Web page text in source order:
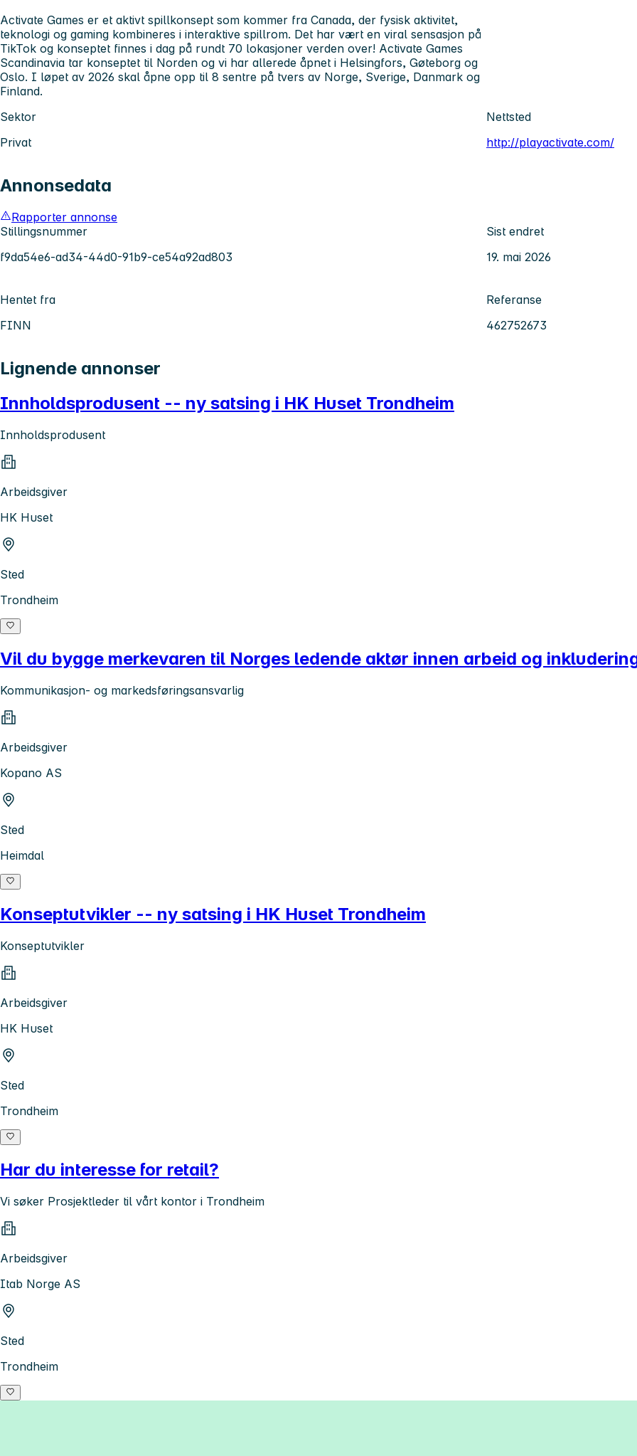
Activate Games er et aktivt spillkonsept som kommer fra Canada, der fysisk aktivitet,
teknologi og gaming kombineres i interaktive spillrom. Det har vært en viral sensasjon på
TikTok og konseptet finnes i dag på rundt 70 lokasjoner verden over! Activate Games
Scandinavia tar konseptet til Norden og vi har allerede åpnet i Helsingfors, Gøteborg og
Oslo. I løpet av 2026 skal åpne opp til 8 sentre på tvers av Norge, Sverige, Danmark og
Finland.
Sektor
Privat
Nettsted
http://playactivate.com/
Annonsedata
Rapporter annonse
Stillingsnummer
f9da54e6-ad34-44d0-91b9-ce54a92ad803
Sist endret
19. mai 2026
Hentet fra
FINN
Referanse
462752673
Lignende annonser
Innholdsprodusent -- ny satsing i HK Huset Trondheim
Innholdsprodusent
Arbeidsgiver
HK Huset
Sted
Trondheim
Vil du bygge merkevaren til Norges ledende aktør innen arbeid og
Kommunikasjon- og markedsføringsansvarlig
Arbeidsgiver
Kopano AS
Sted
Heimdal
Konseptutvikler -- ny satsing i HK Huset Trondheim
Konseptutvikler
Arbeidsgiver
HK Huset
Sted
Trondheim
Har du interesse for retail?
Vi søker Prosjektleder til vårt kontor i Trondheim
Arbeidsgiver
Itab Norge AS
Sted
Trondheim